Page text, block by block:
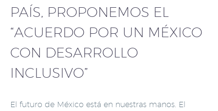
PAÍS, PROPONEMOS EL
“ACUERDO POR UN MÉXICO
CON DESARROLLO
INCLUSIVO”
El futuro de México está en nuestras manos. El